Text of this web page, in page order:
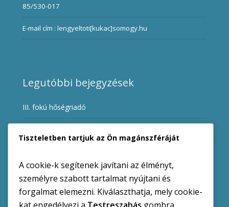
85/530-017
E-mail cím : lengyeltoti[kukac]somogy.hu
Legutóbbi bejegyzések
III. fokú hőségriadó
DRV Zrt. Közlemény
Balaton Vox kórus – tagfelvétel
Tiszteletben tartjuk az Ön magánszféráját
A cookie-k segítenek javítani az élményt,
személyre szabott tartalmat nyújtani és
forgalmat elemezni. Kiválaszthatja, mely cookie-